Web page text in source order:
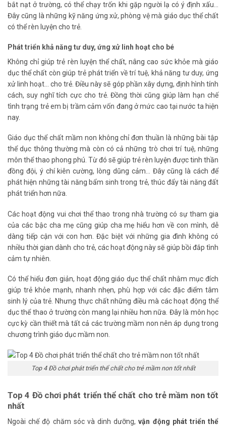
bắt nạt ở trường, có thể chạy trốn khi gặp người lạ có ý định xấu…
Đây cũng là những kỹ năng ứng xử, phòng vệ mà giáo dục thể chất
có thể rèn luyện cho trẻ.
Phát triển khả năng tư duy, ứng xử linh hoạt cho bé
Không chỉ giúp trẻ rèn luyện thể chất, nâng cao sức khỏe mà giáo
dục thể chất còn giúp trẻ phát triển về trí tuệ, khả năng tư duy, ứng
xử linh hoạt… cho trẻ. Điều này sẽ góp phần xây dựng, định hình tính
cách, suy nghĩ tích cực cho trẻ. Đồng thời cũng giúp làm hạn chế
tình trạng trẻ em bị trầm cảm vốn đang ở mức cao tại nước ta hiện
nay.
Giáo dục thể chất mầm non không chỉ đơn thuần là những bài tập
thể dục thông thường mà còn có cả những trò chơi trí tuệ, những
môn thể thao phong phú. Từ đó sẽ giúp trẻ rèn luyện được tinh thần
đồng đội, ý chí kiên cường, lòng dũng cảm… Đây cũng là cách để
phát hiện những tài năng bẩm sinh trong trẻ, thúc đẩy tài năng đất
phát triển hơn nữa.
Các hoạt động vui chơi thể thao trong nhà trường có sự tham gia
của các bậc cha mẹ cũng giúp cha mẹ hiểu hơn về con mình, dễ
dàng tiếp cận với con hơn. Đặc biệt với những gia đình không có
nhiều thời gian dành cho trẻ, các hoạt động này sẽ giúp bồi đắp tình
cảm tự nhiên.
Có thể hiểu đơn giản, hoạt động giáo dục thể chất nhằm mục đích
giúp trẻ khỏe mạnh, nhanh nhẹn, phù hợp với các đặc điểm tâm
sinh lý của trẻ. Nhưng thực chất những điều mà các hoạt động thể
dục thể thao ở trường còn mang lại nhiều hơn nữa. Đây là môn học
cực kỳ cần thiết mà tất cả các trường mầm non nên áp dụng trong
chương trình giáo dục mầm non.
Top 4 Đồ chơi phát triển thể chất cho trẻ mầm non tốt nhất
Top 4 Đồ chơi phát triển thể chất cho trẻ mầm non tốt
nhất
Ngoài chế độ chăm sóc và dinh dưỡng,vận động phát triển thể